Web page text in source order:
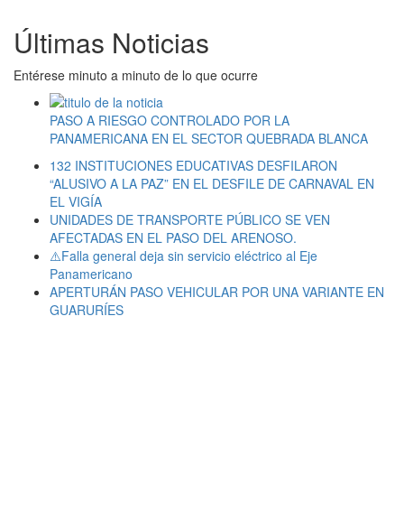
Últimas Noticias
Entérese minuto a minuto de lo que ocurre
PASO A RIESGO CONTROLADO POR LA
PANAMERICANA EN EL SECTOR QUEBRADA BLANCA
132 INSTITUCIONES EDUCATIVAS DESFILARON
“ALUSIVO A LA PAZ” EN EL DESFILE DE CARNAVAL EN
EL VIGÍA
UNIDADES DE TRANSPORTE PÚBLICO SE VEN
AFECTADAS EN EL PASO DEL ARENOSO.
⚠️Falla general deja sin servicio eléctrico al Eje
Panamericano
APERTURÁN PASO VEHICULAR POR UNA VARIANTE EN
GUARURÍES